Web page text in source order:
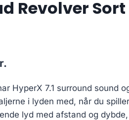
Revolver
is:
699.00 kr..
HyperX 7.1 surround sound
i lyden med, når du
lyd med afstand og